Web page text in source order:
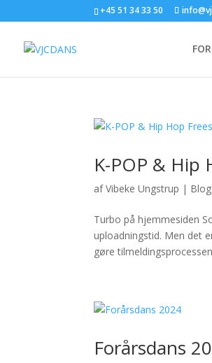
+45 51 34 33 50
K-POP & Hip
afVibeke Ungstrup |
Turbo på hjemmesiden
uploadningstid. Men det
gøre
Forårsdans